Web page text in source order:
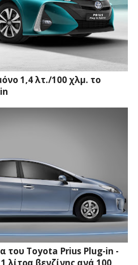
1,4 λτ./100 χλμ. το
του Toyota Prius Plug-in -